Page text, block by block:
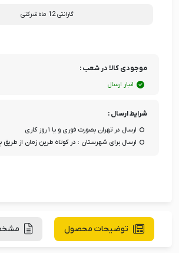
گارانتی 12 ماه شرکتی
موجودی کالا در شعب :
انبار ارسال
شرایط ارسال :
ارسال در تهران بصورت فوری و یا ۱ روز کاری
ارسال برای شهرستان : در کوتاه طرین زمان از
توضیحات محصول